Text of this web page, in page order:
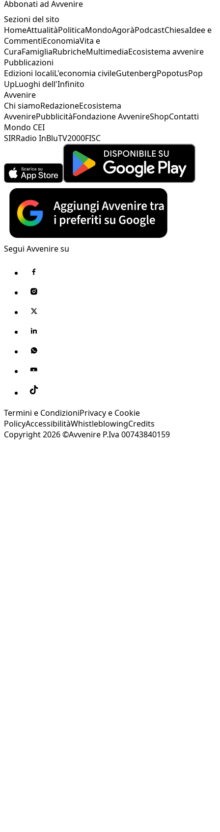
Abbonati ad Avvenire
Sezioni del sito
HomeAttualitàPoliticaMondoAgoràPodcastChiesaIdee e
CommentiEconomiaVita e
CuraFamigliaRubricheMultimediaEcosistema avvenire
Pubblicazioni
Edizioni localiL'economia civileGutenbergPopotusPop
UpLuoghi dell'Infinito
Avvenire
Chi siamoRedazioneEcosistema
AvvenirePubblicitàFondazione AvvenireShopContatti
Mondo CEI
SIRRadio InBluTV2000FISC
Segui Avvenire su
Termini e CondizioniPrivacy e Cookie
PolicyAccessibilitàWhistleblowingCredits
Copyright 2026 ©Avvenire P.Iva 00743840159